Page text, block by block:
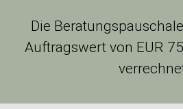
Die
Auftragswert von EUR